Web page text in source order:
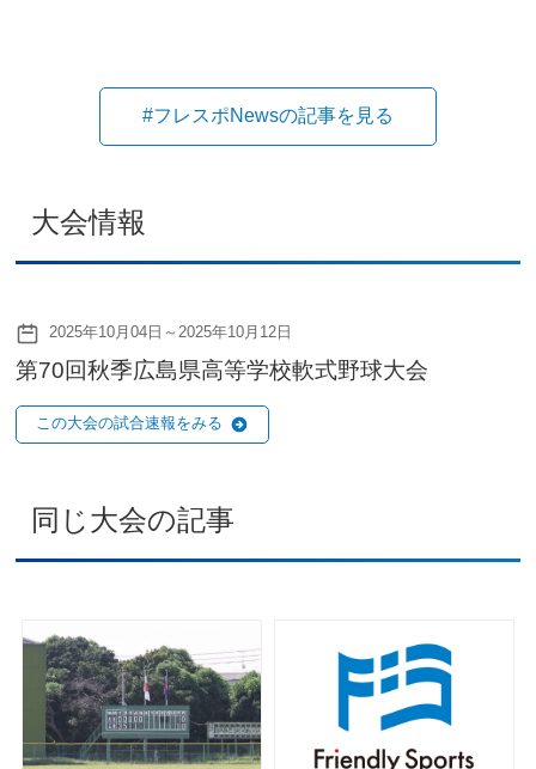
#フレスポNewsの記事を見る
大会情報
2025年10月04日～2025年10月12日
第70回秋季広島県高等学校軟式野球大会
この大会の試合速報をみる
同じ大会の記事